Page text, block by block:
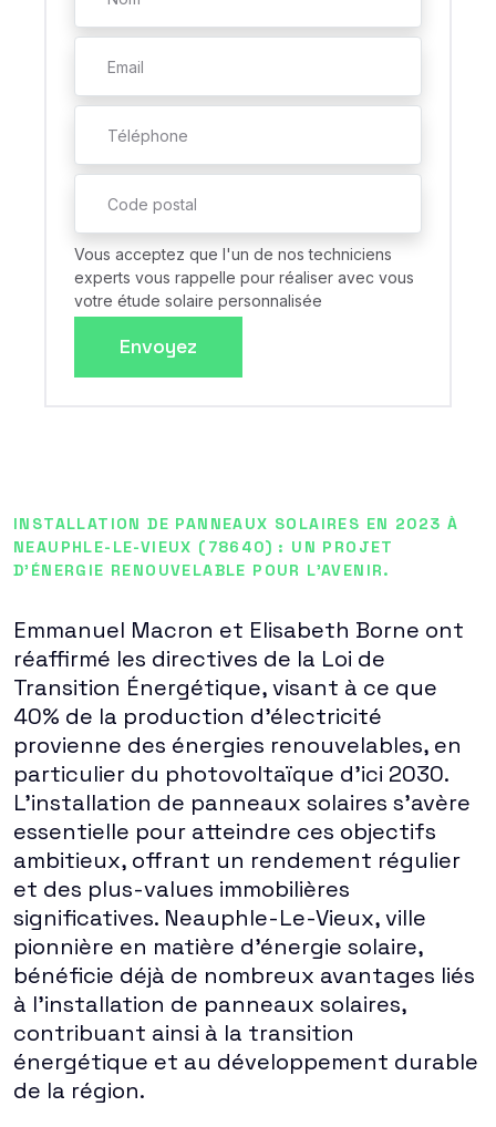
Vous acceptez que l'un de nos techniciens
experts vous rappelle pour réaliser avec vous
votre étude solaire personnalisée
Envoyez
INSTALLATION DE PANNEAUX SOLAIRES EN 2023 À
NEAUPHLE-LE-VIEUX (78640) : UN PROJET
D'ÉNERGIE RENOUVELABLE POUR L'AVENIR.
Emmanuel Macron et Elisabeth Borne ont
réaffirmé les directives de la Loi de
Transition Énergétique, visant à ce que
40% de la production d'électricité
provienne des énergies renouvelables, en
particulier du photovoltaïque d'ici 2030.
L'installation de panneaux solaires s'avère
essentielle pour atteindre ces objectifs
ambitieux, offrant un rendement régulier
et des plus-values immobilières
significatives. Neauphle-Le-Vieux, ville
pionnière en matière d'énergie solaire,
bénéficie déjà de nombreux avantages liés
à l'installation de panneaux solaires,
contribuant ainsi à la transition
énergétique et au développement durable
de la région.